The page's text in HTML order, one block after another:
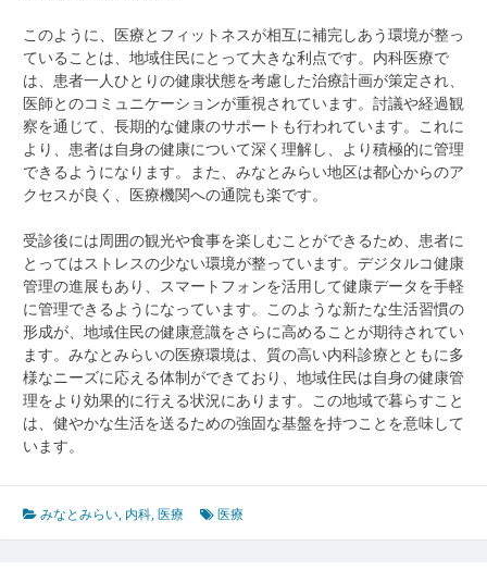
このように、医療とフィットネスが相互に補完しあう環境が整っ
ていることは、地域住民にとって大きな利点です。内科医療で
は、患者一人ひとりの健康状態を考慮した治療計画が策定され、
医師とのコミュニケーションが重視されています。討議や経過観
察を通じて、長期的な健康のサポートも行われています。これに
より、患者は自身の健康について深く理解し、より積極的に管理
できるようになります。また、みなとみらい地区は都心からのア
クセスが良く、医療機関への通院も楽です。
受診後には周囲の観光や食事を楽しむことができるため、患者に
とってはストレスの少ない環境が整っています。デジタルコ健康
管理の進展もあり、スマートフォンを活用して健康データを手軽
に管理できるようになっています。このような新たな生活習慣の
形成が、地域住民の健康意識をさらに高めることが期待されてい
ます。みなとみらいの医療環境は、質の高い内科診療とともに多
様なニーズに応える体制ができており、地域住民は自身の健康管
理をより効果的に行える状況にあります。この地域で暮らすこと
は、健やかな生活を送るための強固な基盤を持つことを意味して
います。
みなとみらい, 内科,医療 医療